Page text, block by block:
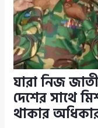
যারা নিজ
দেশের সাথে
থাকার